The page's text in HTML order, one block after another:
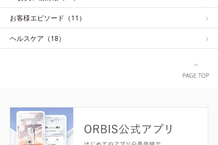
お客様エピソード（11）
ヘルスケア（18）